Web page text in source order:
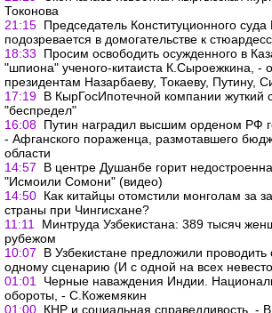
Токонова
21:15 Председатель Конституционного
подозревается в домогательстве к
18:33
Просим освободить осужденного в
"шпиона" ученого-китаиста К.Сыроежкина, -
президентам Назарбаеву, Токаеву, Путину,
17:19 В КырГосИпотечной компании жуткий
"беспредел"
16:08 Путин наградил высшим орденом РФ
- Афганского пораженца, размотавшего
области
14:57
В центре Душанбе горит
"Исмоили Сомони" (видео)
14:50 Как китайцы отомстили монголам за
страны при Чингисхане?
11:11
Минтруда Узбекистана: 389 тысяч
рубежом
10:07
В Узбекистане предложили проводить
одному сценарию (И с одной на всех
01:01
Черные наваждения Индии.
обороты, - С.Кожемякин
01:00 КНР и социальная справедливость, -